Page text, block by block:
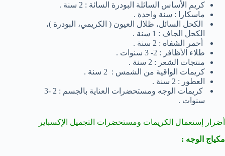
كريم الأساس السائلة البودرة السائة : 2 سنة .
ماسكارا : سنة واحدة .
الكحل السائل، ظلال العيون ( الكريمي، البودرة )،
الكحل الجاف : 1 سنة .
أحمر الشفاه : 2 سنة .
طلاء الأظافر : 2- 3 سنوات .
منتجات الشعر : 2 سنة .
كريمات الواقية من الشمس : 2 سنة .
العطور : 2 سنة .
كريمات الوجه ومستحضرات العناية بالجسم : 2 -3
سنوات .
أضرار إستعمال الكريمات ومستحضرات التجميل الإكسباير
مكياج الوجه :